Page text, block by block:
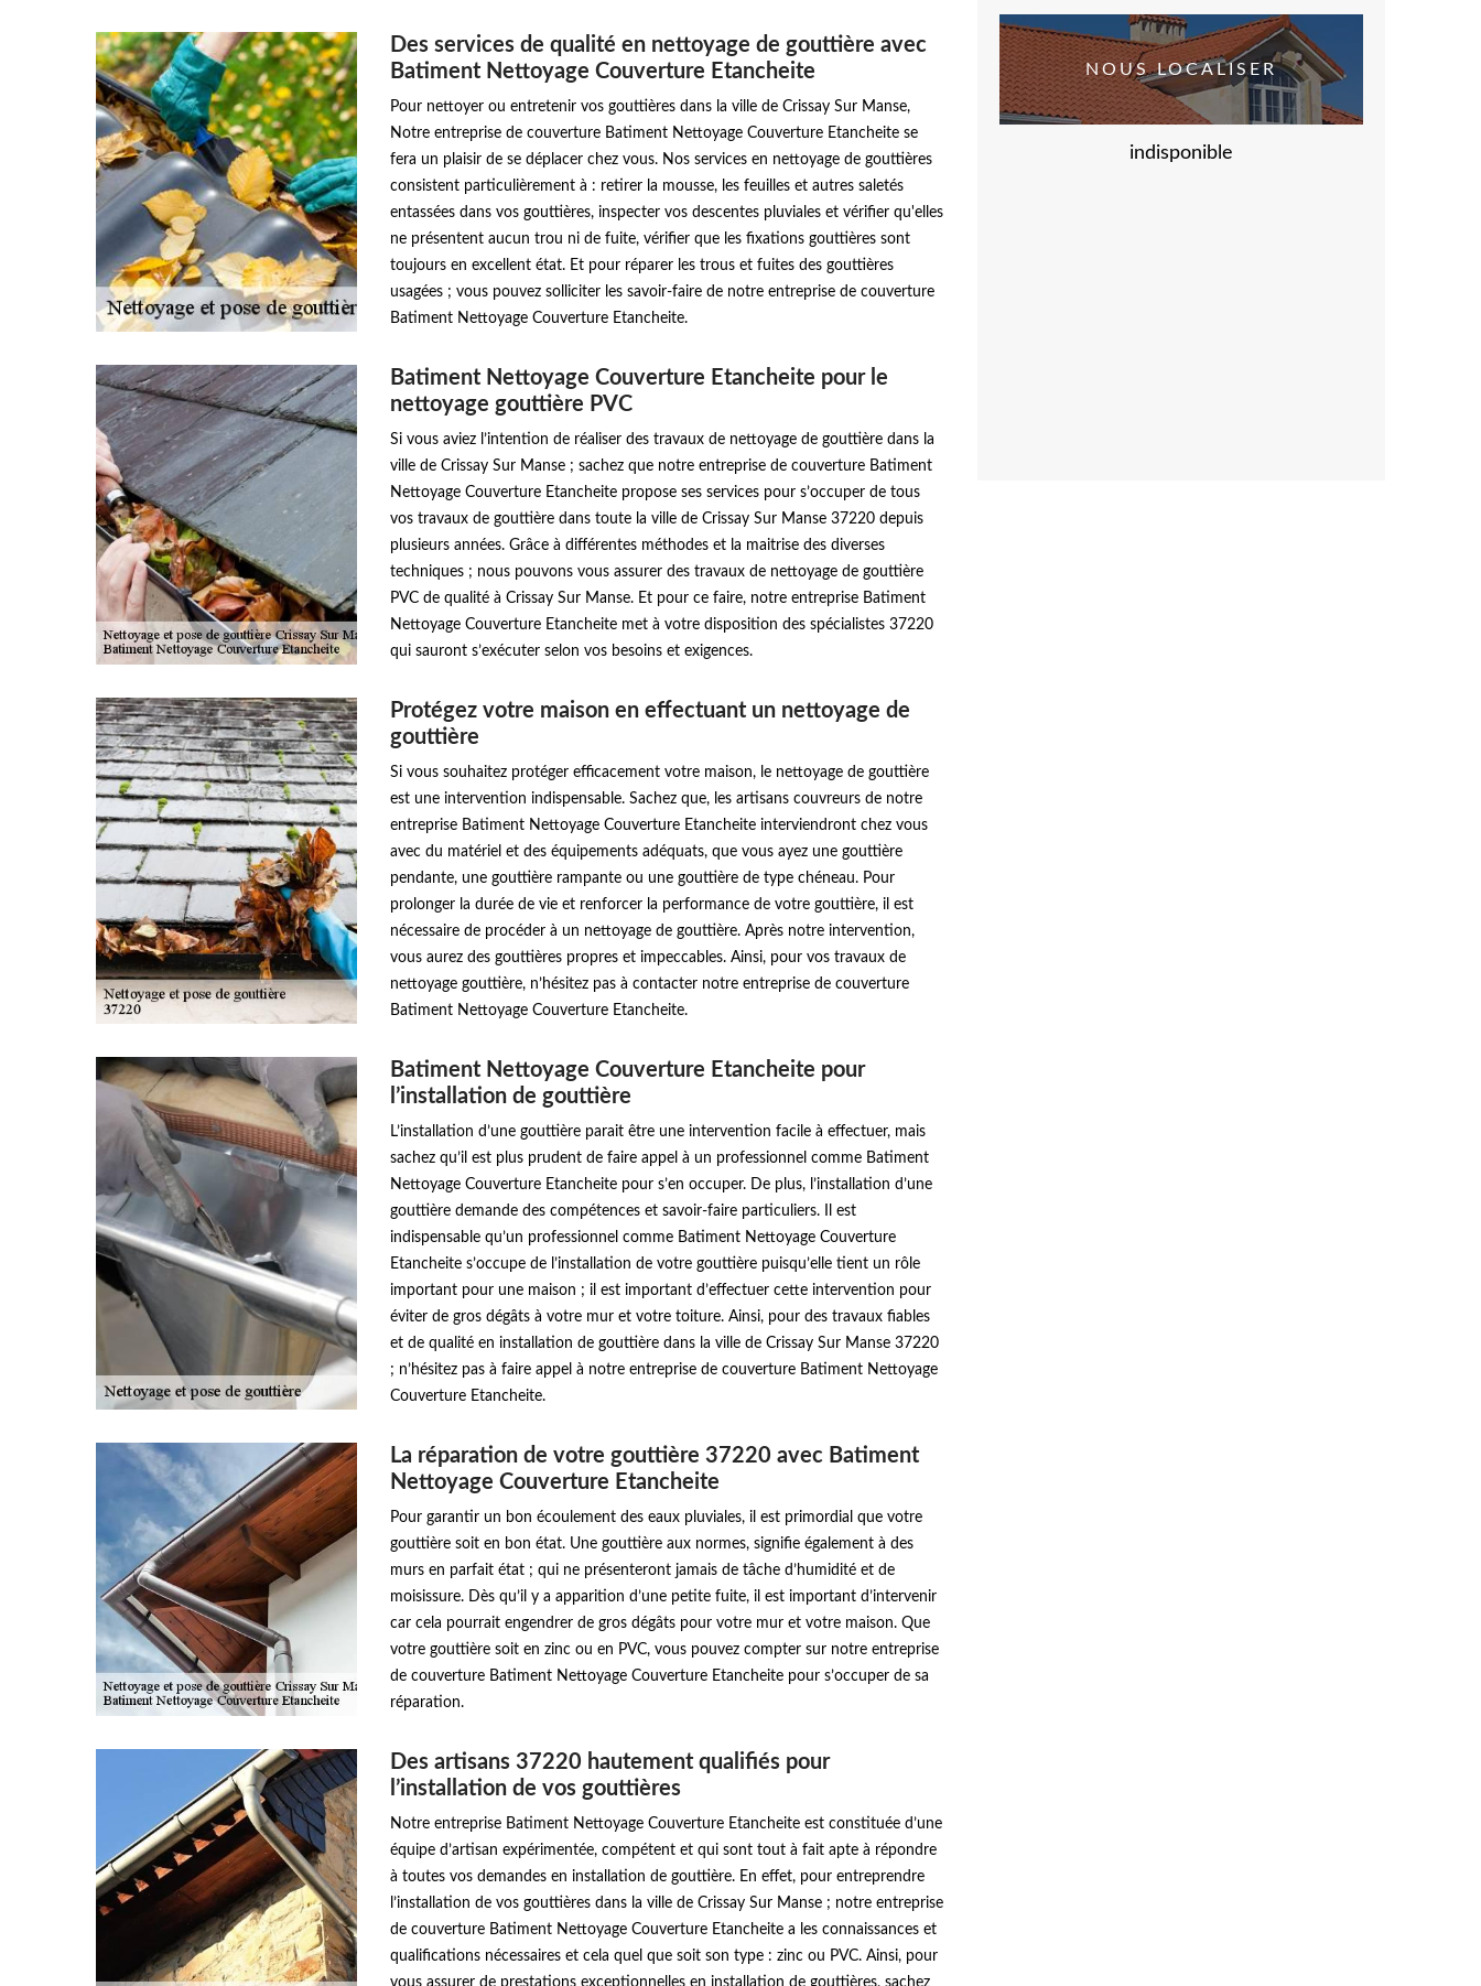
Des services de qualité en nettoyage de gouttière avec
Batiment Nettoyage Couverture Etancheite
Pour nettoyer ou entretenir vos gouttières dans la ville de Crissay Sur Manse,
Notre entreprise de couverture Batiment Nettoyage Couverture Etancheite se
fera un plaisir de se déplacer chez vous. Nos services en nettoyage de gouttières
consistent particulièrement à : retirer la mousse, les feuilles et autres saletés
entassées dans vos gouttières, inspecter vos descentes pluviales et vérifier qu'elles
ne présentent aucun trou ni de fuite, vérifier que les fixations gouttières sont
toujours en excellent état. Et pour réparer les trous et fuites des gouttières
usagées ; vous pouvez solliciter les savoir-faire de notre entreprise de couverture
Batiment Nettoyage Couverture Etancheite.
Batiment Nettoyage Couverture Etancheite pour le
nettoyage gouttière PVC
Si vous aviez l’intention de réaliser des travaux de nettoyage de gouttière dans la
ville de Crissay Sur Manse ; sachez que notre entreprise de couverture Batiment
Nettoyage Couverture Etancheite propose ses services pour s’occuper de tous
vos travaux de gouttière dans toute la ville de Crissay Sur Manse 37220 depuis
plusieurs années. Grâce à différentes méthodes et la maitrise des diverses
techniques ; nous pouvons vous assurer des travaux de nettoyage de gouttière
PVC de qualité à Crissay Sur Manse. Et pour ce faire, notre entreprise Batiment
Nettoyage Couverture Etancheite met à votre disposition des spécialistes 37220
qui sauront s’exécuter selon vos besoins et exigences.
Protégez votre maison en effectuant un nettoyage de
gouttière
Si vous souhaitez protéger efficacement votre maison, le nettoyage de gouttière
est une intervention indispensable. Sachez que, les artisans couvreurs de notre
entreprise Batiment Nettoyage Couverture Etancheite interviendront chez vous
avec du matériel et des équipements adéquats, que vous ayez une gouttière
pendante, une gouttière rampante ou une gouttière de type chéneau. Pour
prolonger la durée de vie et renforcer la performance de votre gouttière, il est
nécessaire de procéder à un nettoyage de gouttière. Après notre intervention,
vous aurez des gouttières propres et impeccables. Ainsi, pour vos travaux de
nettoyage gouttière, n’hésitez pas à contacter notre entreprise de couverture
Batiment Nettoyage Couverture Etancheite.
Batiment Nettoyage Couverture Etancheite pour
l’installation de gouttière
L’installation d’une gouttière parait être une intervention facile à effectuer, mais
sachez qu’il est plus prudent de faire appel à un professionnel comme Batiment
Nettoyage Couverture Etancheite pour s’en occuper. De plus, l’installation d’une
gouttière demande des compétences et savoir-faire particuliers. Il est
indispensable qu’un professionnel comme Batiment Nettoyage Couverture
Etancheite s’occupe de l’installation de votre gouttière puisqu’elle tient un rôle
important pour une maison ; il est important d’effectuer cette intervention pour
éviter de gros dégâts à votre mur et votre toiture. Ainsi, pour des travaux fiables
et de qualité en installation de gouttière dans la ville de Crissay Sur Manse 37220
; n’hésitez pas à faire appel à notre entreprise de couverture Batiment Nettoyage
Couverture Etancheite.
La réparation de votre gouttière 37220 avec Batiment
Nettoyage Couverture Etancheite
Pour garantir un bon écoulement des eaux pluviales, il est primordial que votre
gouttière soit en bon état. Une gouttière aux normes, signifie également à des
murs en parfait état ; qui ne présenteront jamais de tâche d’humidité et de
moisissure. Dès qu’il y a apparition d’une petite fuite, il est important d’intervenir
car cela pourrait engendrer de gros dégâts pour votre mur et votre maison. Que
votre gouttière soit en zinc ou en PVC, vous pouvez compter sur notre entreprise
de couverture Batiment Nettoyage Couverture Etancheite pour s’occuper de sa
réparation.
Des artisans 37220 hautement qualifiés pour
l’installation de vos gouttières
Notre entreprise Batiment Nettoyage Couverture Etancheite est constituée d’une
équipe d’artisan expérimentée, compétent et qui sont tout à fait apte à répondre
à toutes vos demandes en installation de gouttière. En effet, pour entreprendre
l’installation de vos gouttières dans la ville de Crissay Sur Manse ; notre entreprise
de couverture Batiment Nettoyage Couverture Etancheite a les connaissances et
qualifications nécessaires et cela quel que soit son type : zinc ou PVC. Ainsi, pour
vous assurer de prestations exceptionnelles en installation de gouttières, sachez
NOUS LOCALISER
indisponible